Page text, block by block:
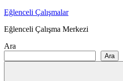
Skip
content
Eğlenceli Çalışmalar
Eğlenceli Çalışma Merkezi
Ara
Ara